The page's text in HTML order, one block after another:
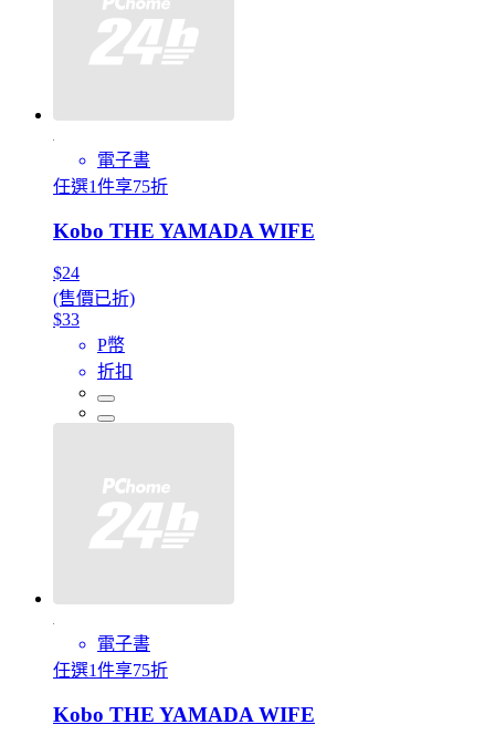
電子書
任選1件享75折
Kobo THE YAMADA WIFE
$24
(售價已折)
$33
P幣
折扣
電子書
任選1件享75折
Kobo THE YAMADA WIFE